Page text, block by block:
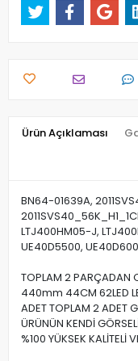
Ürün Açıklaması
BN64-01639A,
LTJ400HM05-J,
UE40D5500,
TOPLAM 2 PARÇADAN
440mm 44CM 62LED
ADET TOPLAM 2 ADET
ÜRÜNÜN KENDİ
%100 YÜKSEK KALİTELİ